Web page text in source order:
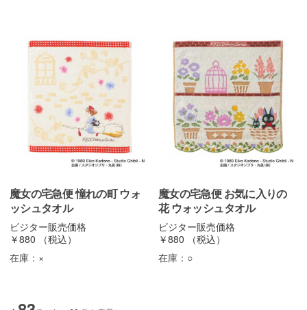
魔女の宅急便 憧れの町 ウォ
ッシュタオル
ビジター販売価格
￥880
（税込）
在庫： ×
魔女の宅急便 お気に入りの
花 ウォッシュタオル
ビジター販売価格
￥880
（税込）
在庫： ○